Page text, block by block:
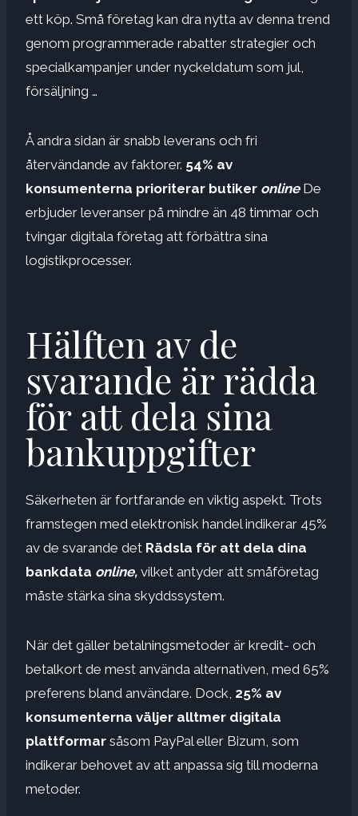
ett köp. Små företag kan dra nytta av denna trend
genom programmerade rabatter strategier och
specialkampanjer under nyckeldatum som jul,
försäljning …
Å andra sidan är snabb leverans och fri
återvändande av faktorer. 54% av
konsumenterna prioriterar butiker onlineDe
erbjuder leveranser på mindre än 48 timmar och
tvingar digitala företag att förbättra sina
logistikprocesser.
Hälften av de
svarande är rädda
för att dela sina
bankuppgifter
Säkerheten är fortfarande en viktig aspekt. Trots
framstegen med elektronisk handel indikerar 45%
av de svarande det Rädsla för att dela dina
bankdata online, vilket antyder att småföretag
måste stärka sina skyddssystem.
När det gäller betalningsmetoder är kredit- och
betalkort de mest använda alternativen, med 65%
preferens bland användare. Dock, 25% av
konsumenterna väljer alltmer digitala
plattformar såsom PayPal eller Bizum, som
indikerar behovet av att anpassa sig till moderna
metoder.